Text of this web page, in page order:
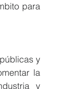
para
y
la
y